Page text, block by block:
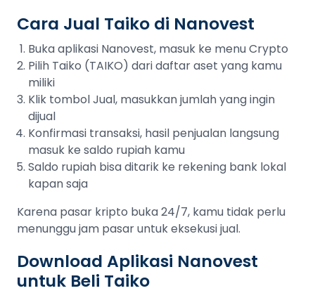
Cara Jual Taiko di Nanovest
Buka aplikasi Nanovest, masuk ke menu Crypto
Pilih Taiko (TAIKO) dari daftar aset yang kamu
miliki
Klik tombol Jual, masukkan jumlah yang ingin
dijual
Konfirmasi transaksi, hasil penjualan langsung
masuk ke saldo rupiah kamu
Saldo rupiah bisa ditarik ke rekening bank lokal
kapan saja
Karena pasar kripto buka 24/7, kamu tidak perlu
menunggu jam pasar untuk eksekusi jual.
Download Aplikasi Nanovest
untuk Beli Taiko